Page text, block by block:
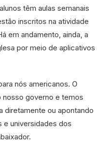
têm aulas semanais
inscritos na atividade
em andamento, ainda, a
por meio de aplicativos
nós americanos. O
nosso governo e temos
diretamente ou apontando
e universidades dos